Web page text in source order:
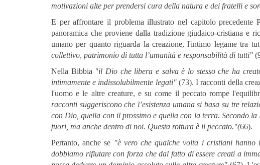
motivazioni alte per prendersi cura della natura e dei fratelli e
E per affrontare il problema illustrato nel capitolo precedente
panoramica che proviene dalla tradizione giudaico-cristiana e
umano per quanto riguarda la creazione, l'intimo legame tra
collettivo, patrimonio di tutta l’umanità e responsabilità di tutti"
Nella Bibbia "il Dio che libera e salva è lo stesso che ha
intimamente e indissolubilmente legati"(73). I racconti della
l'uomo e le altre creature, e su come il peccato rompe
racconti suggeriscono che l’esistenza umana si basa su tre
con Dio, quella con il prossimo e quella con la terra. Secondo
fuori, ma anche dentro di noi. Questa rottura è il peccato."(66).
Pertanto, anche se "è vero che qualche volta i cristiani
dobbiamo rifiutare con forza che dal fatto di essere creati a